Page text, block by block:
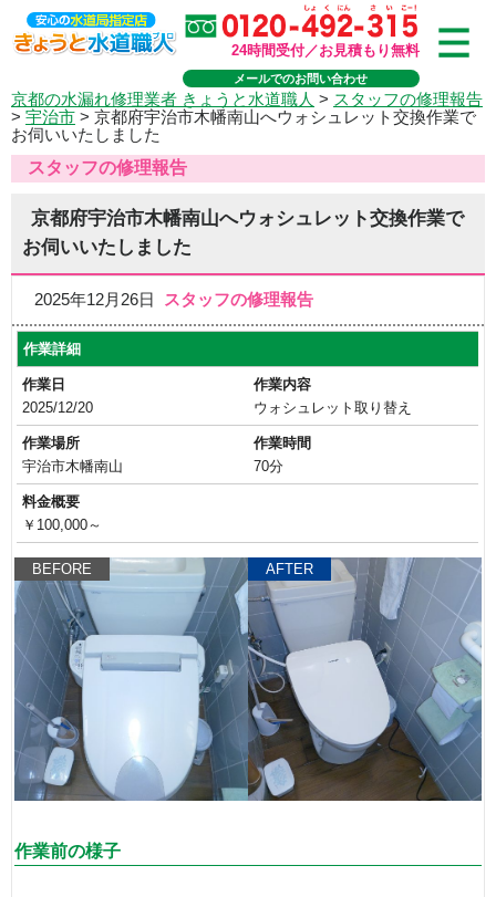
24時間受付／お見積もり無料
メールでのお問い合わせ
京都の水漏れ修理業者 きょうと水道職人 > スタッフの修理報告
> 宇治市 > 京都府宇治市木幡南山へウォシュレット交換作業で
お伺いいたしました
スタッフの修理報告
京都府宇治市木幡南山へウォシュレット交換作業で
お伺いいたしました
2025年12月26日 スタッフの修理報告
作業詳細
作業日
2025/12/20
作業内容
ウォシュレット取り替え
作業場所
宇治市木幡南山
作業時間
70分
料金概要
￥100,000～
BEFORE AFTER
作業前の様子